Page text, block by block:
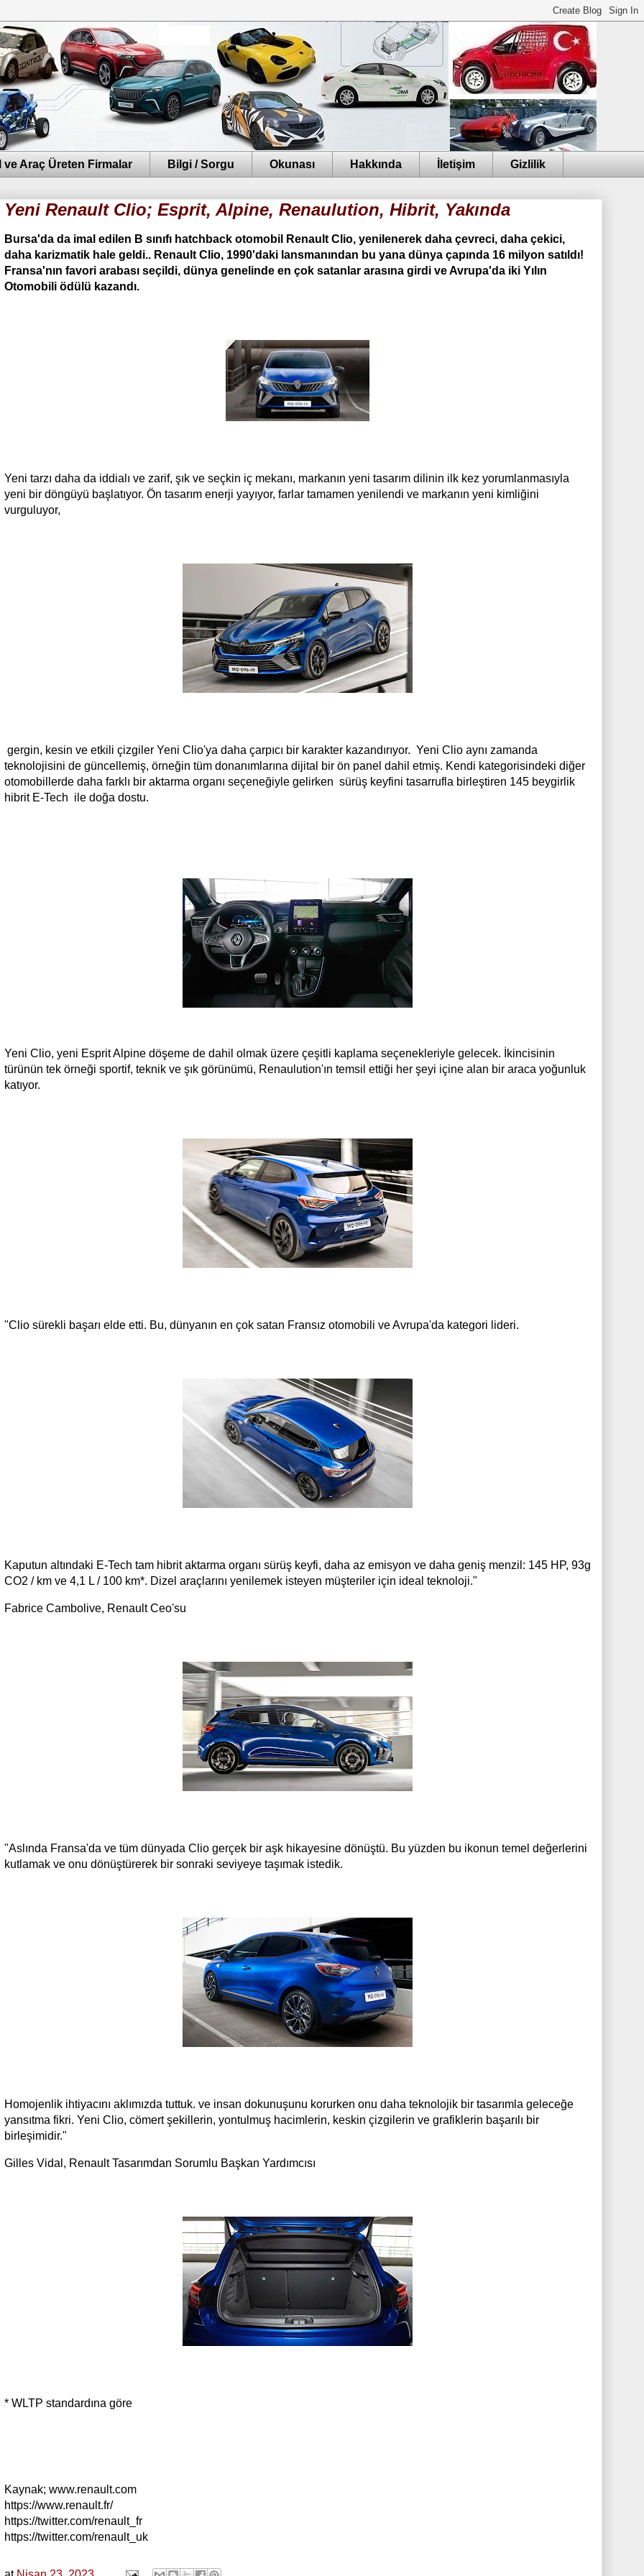
Araç Üreten Firmalar Bilgi / Sorgu Okunası Hakkında İletişim Gizlilik
Yeni Renault Clio; Esprit, Alpine, Renaulution, Hibrit, Yakında
Bursa'da da imal edilen B sınıfı hatchback otomobil Renault Clio, yenilenerek daha çevreci, daha çekici,
daha karizmatik hale geldi.. Renault Clio, 1990'daki lansmanından bu yana dünya çapında 16 milyon satıldı!
Fransa'nın favori arabası seçildi, dünya genelinde en çok satanlar arasına girdi ve Avrupa'da iki Yılın
Otomobili ödülü kazandı.
Yeni tarzı daha da iddialı ve zarif, şık ve seçkin iç mekanı, markanın yeni tasarım dilinin ilk kez yorumlanmasıyla
yeni bir döngüyü başlatıyor. Ön tasarım enerji yayıyor, farlar tamamen yenilendi ve markanın yeni kimliğini
vurguluyor,
gergin, kesin ve etkili çizgiler Yeni Clio'ya daha çarpıcı bir karakter kazandırıyor. Yeni Clio aynı zamanda
teknolojisini de güncellemiş, örneğin tüm donanımlarına dijital bir ön panel dahil etmiş. Kendi kategorisindeki diğer
otomobillerde daha farklı bir aktarma organı seçeneğiyle gelirken sürüş keyfini tasarrufla birleştiren 145 beygirlik
hibrit E-Tech ile doğa dostu.
Yeni Clio, yeni Esprit Alpine döşeme de dahil olmak üzere çeşitli kaplama seçenekleriyle gelecek. İkincisinin
türünün tek örneği sportif, teknik ve şık görünümü, Renaulution'ın temsil ettiği her şeyi içine alan bir araca yoğunluk
katıyor.
"Clio sürekli başarı elde etti. Bu, dünyanın en çok satan Fransız otomobili ve Avrupa'da kategori lideri.
Kaputun altındaki E-Tech tam hibrit aktarma organı sürüş keyfi, daha az emisyon ve daha geniş menzil: 145 HP, 93g
CO2 / km ve 4,1 L / 100 km*. Dizel araçlarını yenilemek isteyen müşteriler için ideal teknoloji."
Fabrice Cambolive, Renault Ceo'su
"Aslında Fransa'da ve tüm dünyada Clio gerçek bir aşk hikayesine dönüştü. Bu yüzden bu ikonun temel değerlerini
kutlamak ve onu dönüştürerek bir sonraki seviyeye taşımak istedik.
Homojenlik ihtiyacını aklımızda tuttuk. ve insan dokunuşunu korurken onu daha teknolojik bir tasarımla geleceğe
yansıtma fikri. Yeni Clio, cömert şekillerin, yontulmuş hacimlerin, keskin çizgilerin ve grafiklerin başarılı bir
birleşimidir."
Gilles Vidal, Renault Tasarımdan Sorumlu Başkan Yardımcısı
* WLTP standardına göre
Kaynak; www.renault.com
https://www.renault.fr/
https://twitter.com/renault_fr
https://twitter.com/renault_uk